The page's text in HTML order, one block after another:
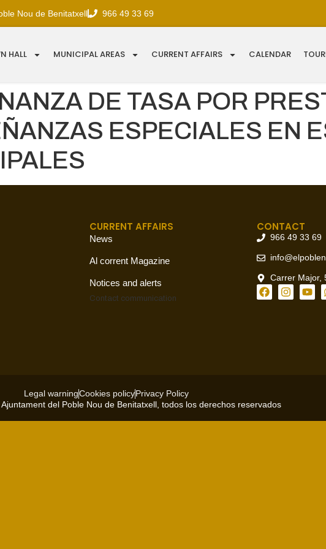
Nou de Benitatxell 966 49 33 69
HALL MUNICIPAL AREAS CURRENT AFFAIRS CALENDAR
DE TASA POR
ESPECIALES EN
CURRENT AFFAIRS
News
Al corrent Magazine
Notices and alerts
Contact communication
CONTACT
966 49 33 69
Carrer Major,
Legal warningCookies policyPrivacy Policy
del Poble Nou de Benitatxell, todos los derechos reservados